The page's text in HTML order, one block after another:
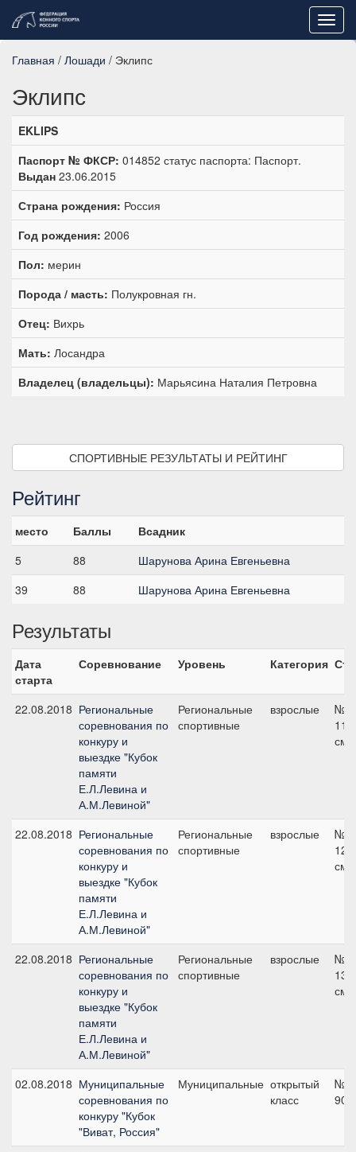
Главная / Лошади / Эклипс
Эклипс
EKLIPS
Паспорт № ФКСР: 014852 статус паспорта: Паспорт.
Выдан 23.06.2015
Страна рождения: Россия
Год рождения: 2006
Пол: мерин
Порода / масть: Полукровная гн.
Отец: Вихрь
Мать: Лосандра
Владелец (владельцы): Марьясина Наталия Петровна
СПОРТИВНЫЕ РЕЗУЛЬТАТЫ И РЕЙТИНГ
Рейтинг
место Баллы
Всадник
5
88
Шарунова Арина Евгеньевна
39
88 Шарунова Арина Евгеньевна
Результаты
Дата
старта
Соревнование Уровень Категория
22.08.2018 Региональные
соревнования по
конкуру и
выездке "Кубок
памяти
Е.Л.Левина и
А.М.Левиной"
Региональные
спортивные
взрослые
№8,
110
см
22.08.2018 Региональные
соревнования по
конкуру и
выездке "Кубок
памяти
Е.Л.Левина и
А.М.Левиной"
Региональные
спортивные
взрослые
№9,
120
см
22.08.2018 Региональные
соревнования по
конкуру и
выездке "Кубок
памяти
Е.Л.Левина и
А.М.Левиной"
Региональные
спортивные
взрослые
№5,
130
см
02.08.2018 Муниципальные
соревнования по
конкуру "Кубок
"Виват, Россия"
Муниципальные открытый
класс
№2,
90